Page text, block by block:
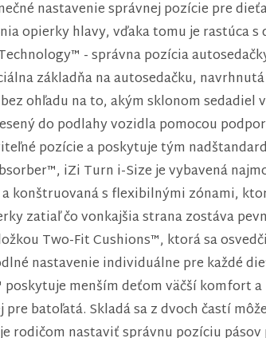
nastavenie správnej pozície pre
opierky hlavy, vďaka tomu je rastúca
- správna pozícia
základňa na autosedačku,
ohľadu na to, akým sklonom sedadiel
do podlahy vozidla pomocou
pozície a poskytuje tým
iZi Turn i-Size je vybavená
konštruovaná s flexibilnými zónami,
zatiaľ čo vonkajšia strana zostáva
Two-Fit Cushions™, ktorá sa
nastavenie individuálne pre každé
menším deťom väčší komfort
batoľatá. Skladá sa z dvoch častí